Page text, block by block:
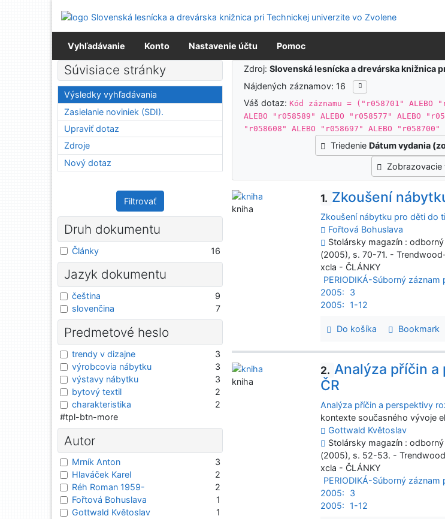
Prejsť na menu
Prehlásenie o webovej prístupnosti
Vyhľadávanie Konto Nastavenie účtu Pomoc
Výsledky vyhľadávania
Zdroj:Slovenská lesnícka a drevárska knižnica
Nájdených záznamov: 16
Váš dotaz:Kód záznamu = ("r058701" ALEBO
ALEBO "r058589" ALEBO "r058577" ALEBO
"r058608" ALEBO "r058697" ALEBO "r058700"
Triedenie Dátum vydania
1. Zkoušení
Zkoušení nábytku pro děti do
Fořtová Bohuslava
Stolársky magazín :
(2005), s. 70-71. -
xcla - ČLÁNKY
PERIODIKÁ-Súborný záznam
2005:
3
2005:
1-12
Do košíka Bookmark
kniha
2. Analýza příčin
ČR
Analýza příčin a perspektivy
kontexte současného vývoje
Gottwald Květoslav
Stolársky magazín :
(2005), s. 52-53. -
xcla - ČLÁNKY
PERIODIKÁ-Súborný záznam
2005:
3
2005:
1-12
kniha
Súvisiace stránky
Výsledky vyhľadávania
Zasielanie noviniek (SDI).
Upraviť dotaz
Zdroje
Nový dotaz
Filtrovať
Druh dokumentu
Články 16
Jazyk dokumentu
čeština
9
slovenčina
7
Predmetové heslo
trendy v dizajne
3
výrobcovia nábytku
3
výstavy nábytku
3
bytový textil
2
charakteristika
2
#tpl-btn-more
Autor
Mrník Anton
3
Hlaváček Karel
2
Réh Roman 1959-
2
Fořtová Bohuslava
1
Gottwald Květoslav
1